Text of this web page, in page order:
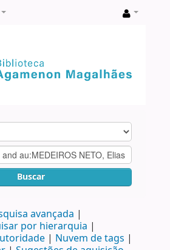
Buscar
avançada
por hierarquia
Nuvem de tags